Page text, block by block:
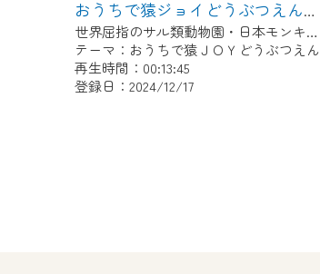
おうちで猿ジョイどうぶつえん～190年前の霊長類図鑑～（2024年11月16日初回放送）
世界屈指のサル類動物園・日本モンキーセンター協力の親子で学べる動物番組。
テーマ：おうちで猿ＪＯＹどうぶつえん
再生時間：00:13:45
登録日：2024/12/17